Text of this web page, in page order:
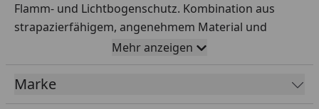
Flamm- und Lichtbogenschutz. Kombination aus
strapazierfähigem, angenehmem Material und
ergonomisch geschnittenen Ärmeln für optimale
Passform, echten Tragekomfort und große
Bewegungsfreiheit. Besonders stabile Aramid-
Verstärkung an Knien, Unter- und Oberschenkeln.
Mehr anzeigen
Marke